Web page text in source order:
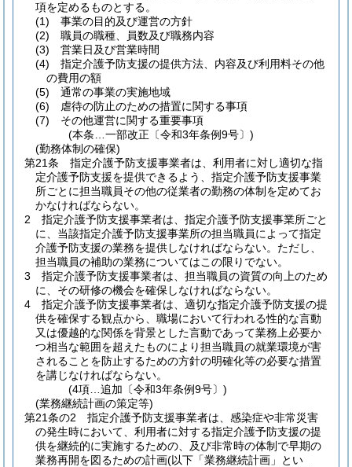
項を定めるものとする。
(1)
事業の目的及び運営の方針
(2)
職員の職種、員数及び職務内容
(3)
営業日及び営業時間
(4)
指定介護予防支援の提供方法、内容及び利用料その他
の費用の額
(5)
通常の事業の実施地域
(6)
虐待の防止のための措置に関する事項
(7)
その他運営に関する重要事項
(本条…一部改正〔令和3年条例9号〕)
(勤務体制の確保)
第21条
指定介護予防支援事業者は、利用者に対し適切な指
定介護予防支援を提供できるよう、指定介護予防支援事業
所ごとに担当職員その他の従業者の勤務の体制を定めてお
かなければならない。
2
指定介護予防支援事業者は、指定介護予防支援事業所ごと
に、当該指定介護予防支援事業所の担当職員によって指定
介護予防支援の業務を提供しなければならない。 ただし、
担当職員の補助の業務についてはこの限りでない。
3
指定介護予防支援事業者は、担当職員の資質の向上のため
に、その研修の機会を確保しなければならない。
4
指定介護予防支援事業者は、適切な指定介護予防支援の提
供を確保する観点から、職場において行われる性的な言動
又は優越的な関係を背景とした言動であって業務上必要か
つ相当な範囲を超えたものにより担当職員の就業環境が害
されることを防止するための方針の明確化等の必要な措置
を講じなければならない。
(4項…追加〔令和3年条例9号〕)
(業務継続計画の策定等)
第21条の2
指定介護予防支援事業者は、感染症や非常災害
の発生時において、利用者に対する指定介護予防支援の提
供を継続的に実施するための、及び非常時の体制で早期の
業務再開を図るための計画(以下「業務継続計画」とい